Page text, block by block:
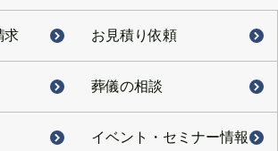
求 お見積り依頼
葬儀の相談
イベント・ セミナー情報